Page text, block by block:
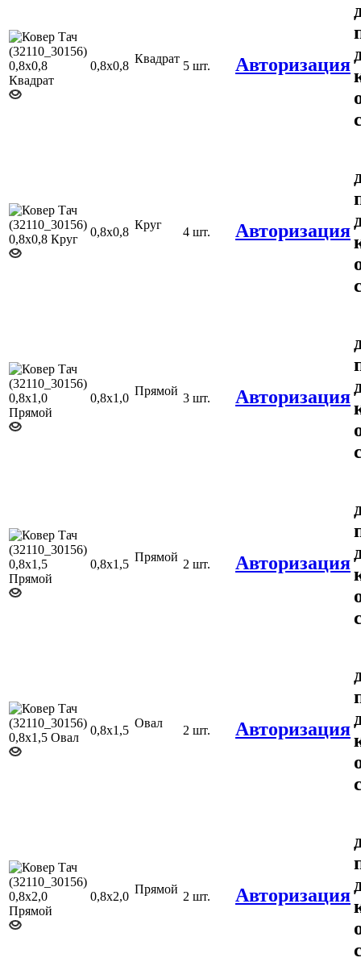
0,8х0,8
Квадрат
5 шт. Авторизация
0,8х0,8
Круг
4 шт. Авторизация
0,8х1,0
Прямой
3 шт. Авторизация
0,8х1,5
Прямой
2 шт. Авторизация
0,8х1,5
Овал
2 шт. Авторизация
0,8х2,0
Прямой
2 шт. Авторизация